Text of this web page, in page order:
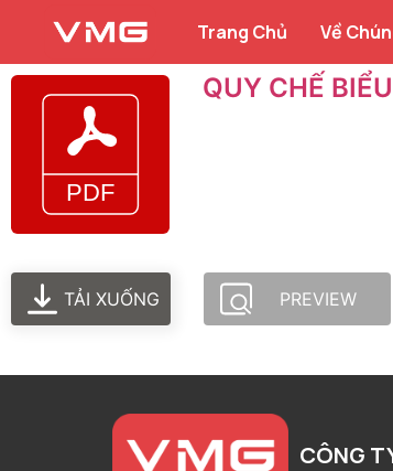
Trang Chủ Về
QUY CHẾ
TẢI XUỐNG PREVIEW
CÔNG